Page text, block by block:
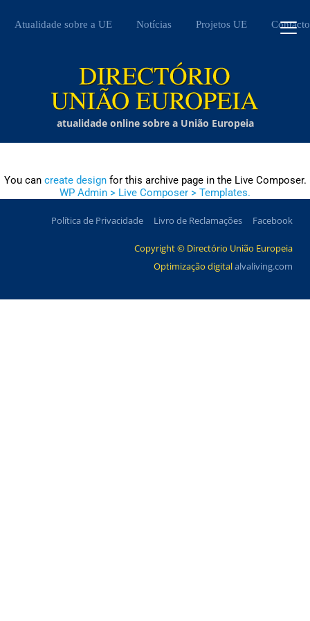
Atualidade sobre a UE Notícias Projetos UE Contacto
atualidade online sobre a União Europeia
You can create designfor this archive page in the Live Composer.
WP Admin > Live Composer > Templates.
Política de Privacidade Livro de Reclamações Facebook
Copyright © Directório União Europeia
Optimização digitalalvaliving.com